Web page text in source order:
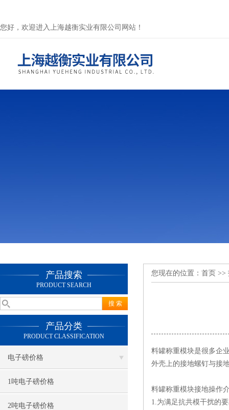
您好，欢迎进入上海越衡实业有限公司网站！
产品搜索
PRODUCT SEARCH
产品分类
PRODUCT CLASSIFICATION
电子磅价格
1吨电子磅价格
2吨电子磅价格
您现在的位置： 首页 >>
料罐称重模块是很多企
外壳上的接地螺钉与接
料罐称重模块接地操作
1.为满足抗共模干扰的